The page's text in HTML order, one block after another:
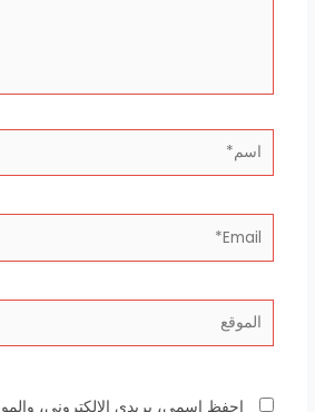
اسم*
Email*
الموقع
احفظ اسمي، بريدي الإلكتروني،